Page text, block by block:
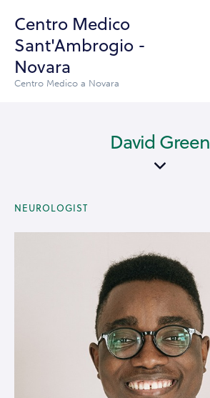
Centro Medico
Sant'Ambrogio -
Novara
Centro Medico a Novara
David Green
NEUROLOGIST